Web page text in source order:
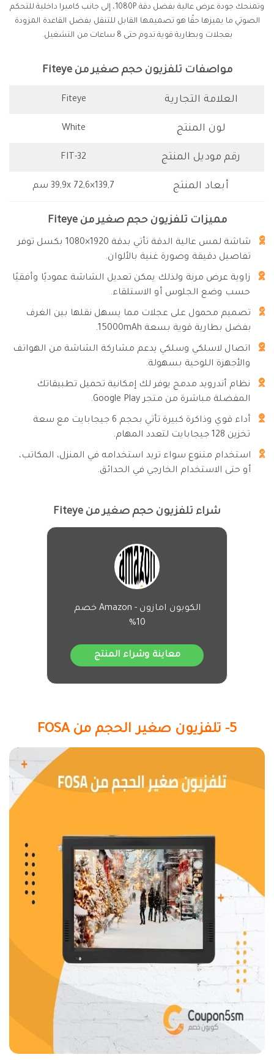
وتمنحك جودة عرض عالية بفضل دقة 1080P، إلى جانب كاميرا داخلية للتحكم
الصوتي ما يميزها حقًا هو تصميمها القابل للتنقل بفضل القاعدة المزودة
بعجلات وبطارية قوية تدوم حتى 8 ساعات من التشغيل.
مواصفات تلفزيون حجم صغير من Fiteye
العلامة التجارية Fiteye
لون المنتج White
رقم موديل المنتج FIT-32
أبعاد المنتج 39,9x 72,6×139,7 سم
مميزات تلفزيون حجم صغير من Fiteye
شاشة لمس عالية الدقة تأتي بدقة 1920×1080 بكسل توفر
تفاصيل دقيقة وصورة غنية بالألوان.
زاوية عرض مرنة ولذلك يمكن تعديل الشاشة عموديًا وأفقيًا
حسب وضع الجلوس أو الاستلقاء.
تصميم محمول على عجلات مما يسهل نقلها بين الغرف
بفضل بطارية قوية بسعة 15000mAh.
اتصال لاسلكي وسلكي يدعم مشاركة الشاشة من الهواتف
والأجهزة اللوحية بسهولة.
نظام أندرويد مدمج يوفر لك إمكانية تحميل تطبيقاتك
المفضلة مباشرة من متجر Google Play.
أداء قوي وذاكرة كبيرة تأتي بحجم 6 جيجابايت مع سعة
تخزين 128 جيجابايت لتعدد المهام.
استخدام متنوع سواء تريد استخدامه في المنزل، المكاتب،
أو حتى الاستخدام الخارجي في الحدائق.
شراء تلفزيون حجم صغير من Fiteye
الكوبون امازون - Amazon خصم
10%
معاينة وشراء المنتج
5- تلفزيون صغير الحجم من FOSA